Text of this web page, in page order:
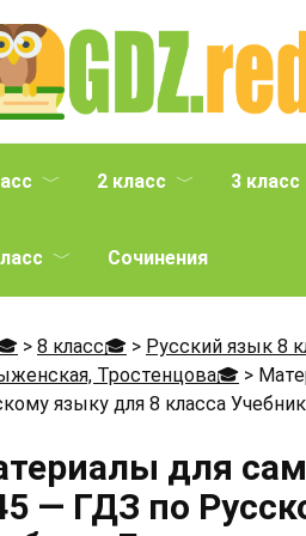
2 класс 3 класс
Сочинения
> 8 класс🎓 > Русский язык 8
Тростенцова🎓 >
языку для 8 класса
для
— ГДЗ по